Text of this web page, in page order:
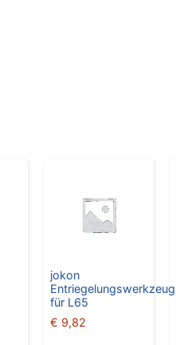
jokon
Entriegelungswerkzeug
für L65
€ 9,82